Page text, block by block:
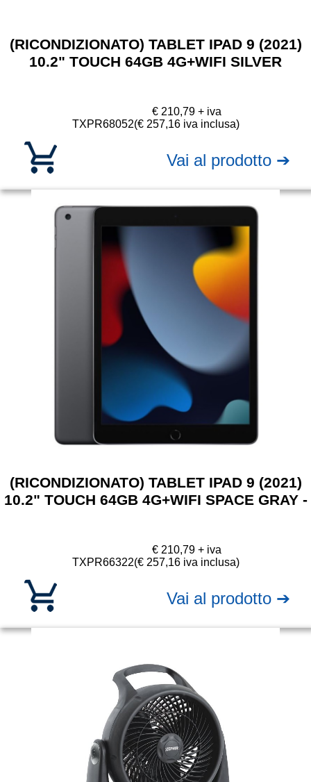
(RICONDIZIONATO) TABLET IPAD 9 (2021)
10.2" TOUCH 64GB 4G+WIFI SILVER
TXPR68052
€ 210,79 + iva
(€ 257,16 iva inclusa)
Vai al prodotto ➔
(RICONDIZIONATO) TABLET IPAD 9 (2021)
10.2" TOUCH 64GB 4G+WIFI SPACE GRAY -
TXPR66322
€ 210,79 + iva
(€ 257,16 iva inclusa)
Vai al prodotto ➔